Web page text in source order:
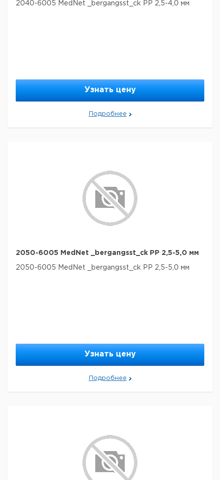
2040-6005 MedNet _bergangsst_ck PP 2,5-4,0 мм
Узнать цену
Подробнее
2050-6005 MedNet _bergangsst_ck PP 2,5-5,0 мм
2050-6005 MedNet _bergangsst_ck PP 2,5-5,0 мм
Узнать цену
Подробнее